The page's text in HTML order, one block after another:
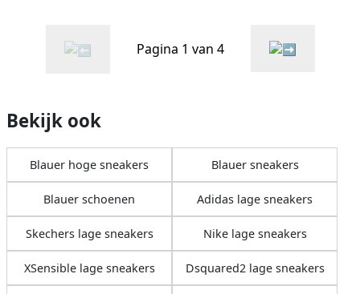
Pagina 1 van 4
Bekijk ook
Blauer hoge sneakers Blauer sneakers
Blauer schoenen Adidas lage sneakers
Skechers lage sneakers Nike lage sneakers
XSensible lage sneakers Dsquared2 lage sneakers